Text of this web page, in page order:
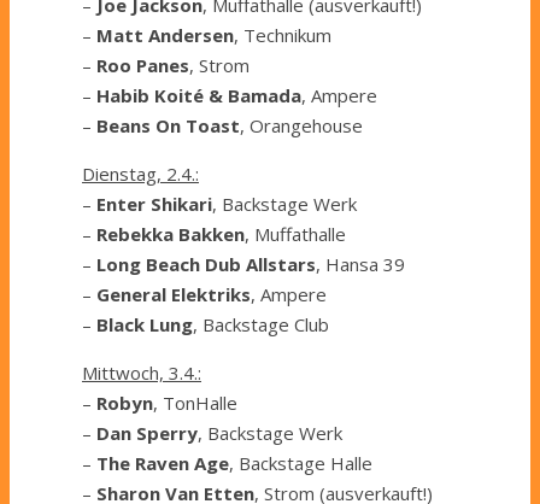
– Matt Andersen, Technikum
– Roo Panes, Strom
– Habib Koité & Bamada, Ampere
– Beans On Toast, Orangehouse
Dienstag, 2.4.:
– Enter Shikari, Backstage Werk
– Rebekka Bakken, Muffathalle
– Long Beach Dub Allstars, Hansa 39
– General Elektriks, Ampere
– Black Lung, Backstage Club
Mittwoch, 3.4.:
– Robyn, TonHalle
– Dan Sperry, Backstage Werk
– The Raven Age, Backstage Halle
– Sharon Van Etten, Strom (ausverkauft!)